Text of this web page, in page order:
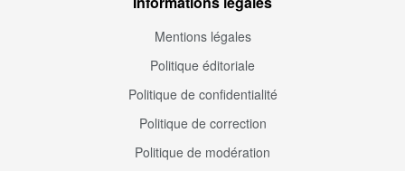
Mentions légales
Politique éditoriale
Politique de confidentialité
Politique de correction
Politique de modération